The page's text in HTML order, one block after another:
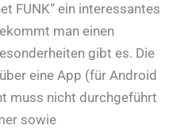
FUNK“ ein interessantes
man einen
gibt es. Die
eine App (für Android
muss nicht durchgeführt
sowie